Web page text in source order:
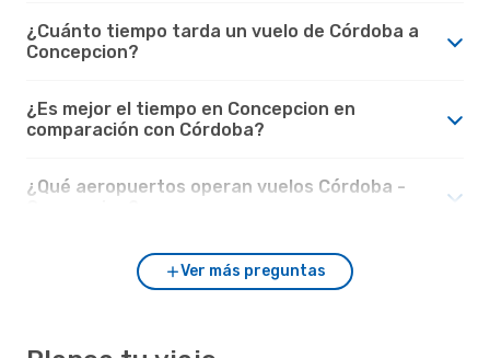
¿Cuánto tiempo tarda un vuelo de Córdoba a
Concepcion?
¿Es mejor el tiempo en Concepcion en
comparación con Córdoba?
¿Qué aeropuertos operan vuelos Córdoba -
Ver más preguntas